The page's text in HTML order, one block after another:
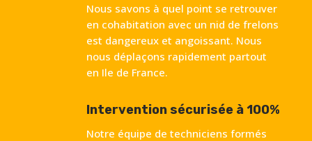
Nous savons à quel point se retrouver
en cohabitation avec un nid de frelons
est dangereux et angoissant. Nous
nous déplaçons rapidement partout
en Ile de France.
Intervention sécurisée à 100%
Notre équipe de techniciens formés